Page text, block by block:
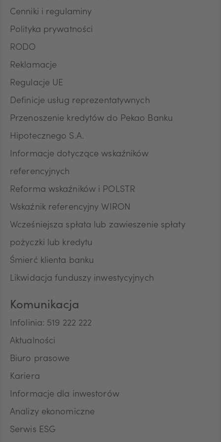
podstawie zgody przed jej wycofaniem.
Cenniki i regulaminy
Polityka prywatności
RODO
Reklamacje
Regulacje UE
Definicje usług reprezentatywnych
Przenoszenie kredytów do Pekao Banku
Hipotecznego S.A.
Informacje dotyczące wskaźników
referencyjnych
Reforma wskaźników i POLSTR
Wskaźnik referencyjny WIRON
Wcześniejsza spłata lub zawieszenie spłaty
pożyczki lub kredytu
Śmierć klienta banku
Likwidacja funduszy inwestycyjnych
Komunikacja
Infolinia: 519 222 222
Aktualności
Biuro prasowe
Kariera
Informacje dla inwestorów
Analizy ekonomiczne
Serwis ESG